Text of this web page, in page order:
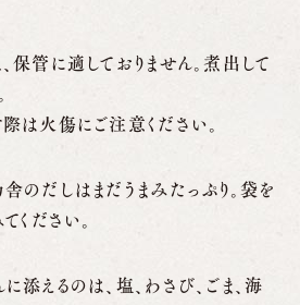
保管に適しておりません。煮出して
は火傷にご注意ください。
のだしはまだうまみたっぷり。袋を
ください。
添えるのは、塩、わさび、ごま、海